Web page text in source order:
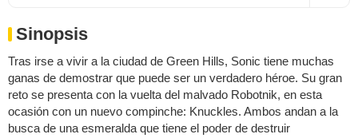
Sinopsis
Tras irse a vivir a la ciudad de Green Hills, Sonic tiene muchas
ganas de demostrar que puede ser un verdadero héroe. Su gran
reto se presenta con la vuelta del malvado Robotnik, en esta
ocasión con un nuevo compinche: Knuckles. Ambos andan a la
busca de una esmeralda que tiene el poder de destruir